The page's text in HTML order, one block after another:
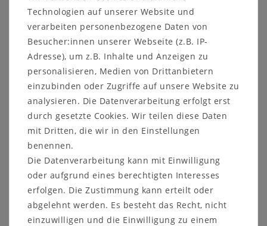
Wildeiche massiv natur geölt
Echtholz Bank - Holzbank mit Baumkante
Unikat-Sitzbank aus massiver Wildeiche mit
natürlicher Baumkante und Rückenlehne - Sitzhöhe
45 cm
Sitzbank mit Baumkante
Bankbeine aus lackiertem Eisen
Rückenlehne mit Metallhalterung aus
lackiertem Eisen
Technologien auf unserer Website und
verarbeiten personenbezogene Daten von
Besucher:innen unserer Webseite (z.B. IP-
Adresse), um z.B. Inhalte und Anzeigen zu
personalisieren, Medien von Drittanbietern
einzubinden oder Zugriffe auf unsere Website zu
analysieren. Die Datenverarbeitung erfolgt erst
durch gesetzte Cookies. Wir teilen diese Daten
mit Dritten, die wir in den Einstellungen
benennen.
Die Datenverarbeitung kann mit Einwilligung
oder aufgrund eines berechtigten Interesses
erfolgen. Die Zustimmung kann erteilt oder
abgelehnt werden. Es besteht das Recht, nicht
einzuwilligen und die Einwilligung zu einem